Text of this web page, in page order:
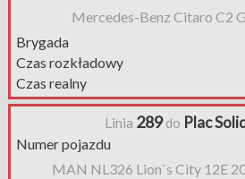
Mercedes-Benz Citaro C2
Brygada
Czas rozkładowy
Czas realny
Linia 289do Plac
Numer pojazdu
MAN NL326 Lion`s City 12E